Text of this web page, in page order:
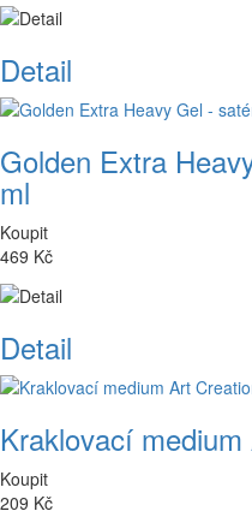
Detail
Golden Extra
ml
Koupit
469 Kč
Detail
Kraklovací
Koupit
209 Kč